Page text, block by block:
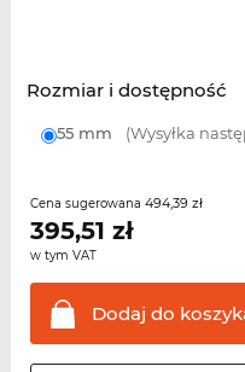
Rozmiar i dostępność
55 mm (Wysyłka
Cena sugerowana 494,39 zł
395,51 zł
w tym VAT
Dodaj do